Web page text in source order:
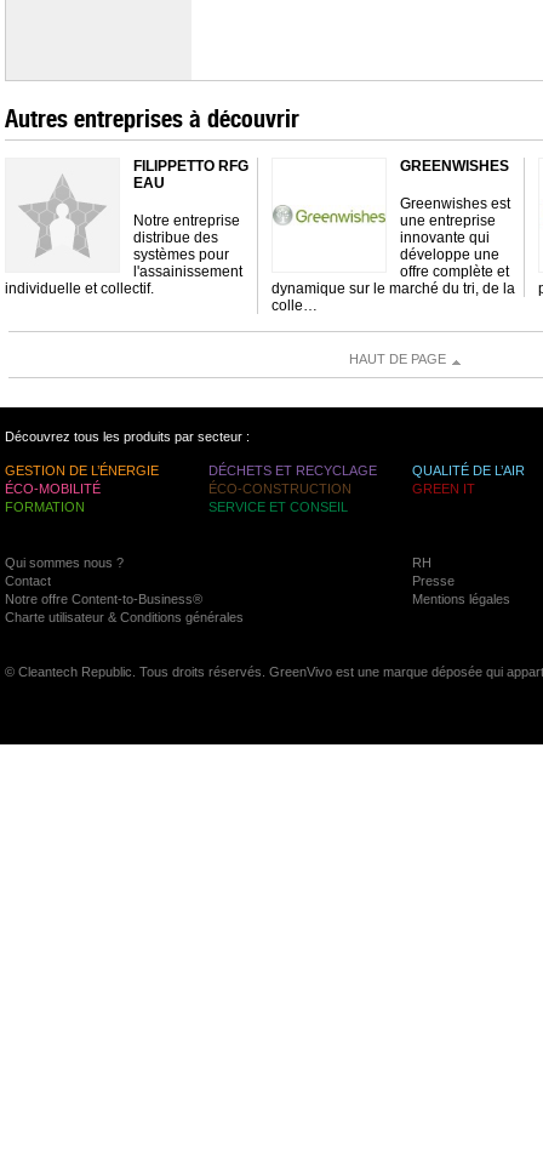
Autres entreprises à découvrir
FILIPPETTO RFG
EAU
Notre entreprise
distribue des
systèmes pour
l'assainissement
individuelle et collectif.
GREENWISHES
Greenwishes est
une entreprise
innovante qui
développe une
offre complète et
dynamique sur le marché du tri, de la
colle…
HAUT DE PAGE
Découvrez tous les produits par secteur :
GESTION DE L’ÉNERGIE DÉCHETS ET RECYCLAGE
QUALITÉ DE L’AIR
ÉCO-MOBILITÉ
ÉCO-CONSTRUCTION
GREEN IT
FORMATION
SERVICE ET CONSEIL
Qui sommes nous ?
RH
Contact
Presse
Notre offre Content-to-Business®
Mentions légales
Charte utilisateur & Conditions générales
© Cleantech Republic. Tous droits réservés. GreenVivo est une marque déposée qui